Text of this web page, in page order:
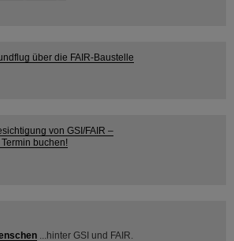
über die FAIR-Baustelle
von GSI/FAIR –
Termin buchen!
...hinter GSI und FAIR.